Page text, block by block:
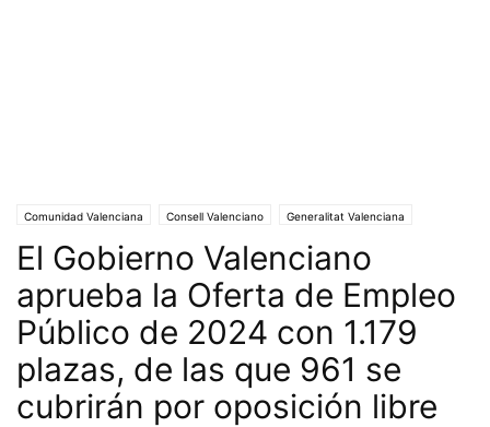
Comunidad Valenciana Consell Valenciano Generalitat Valenciana
Empleo Portada Riqueza económica Sociedad
El Gobierno Valenciano
aprueba la Oferta de Empleo
Público de 2024 con 1.179
plazas, de las que 961 se
cubrirán por oposición libre